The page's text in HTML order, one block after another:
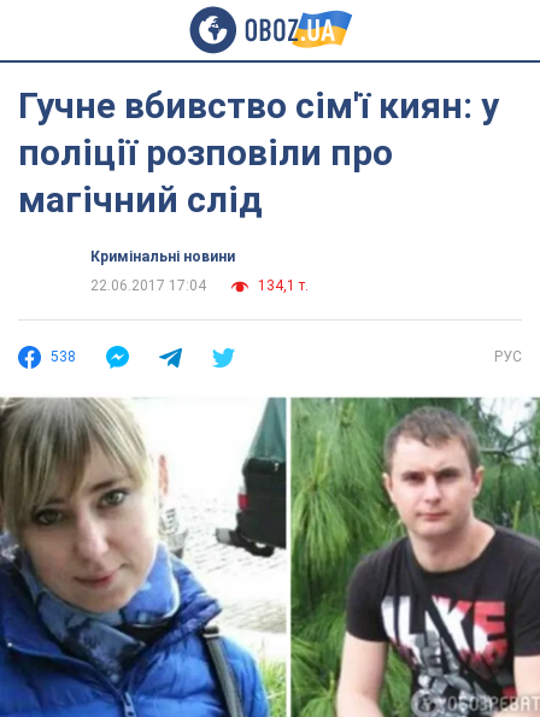
Гучне вбивство сім'ї киян: у
поліції розповіли про
магічний слід
Кримінальні новини
22.06.2017 17:04
134,1 т.
538 РУС